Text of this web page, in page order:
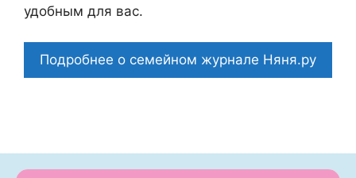
удобным для вас.
Подробнее о семейном журнале Няня.ру